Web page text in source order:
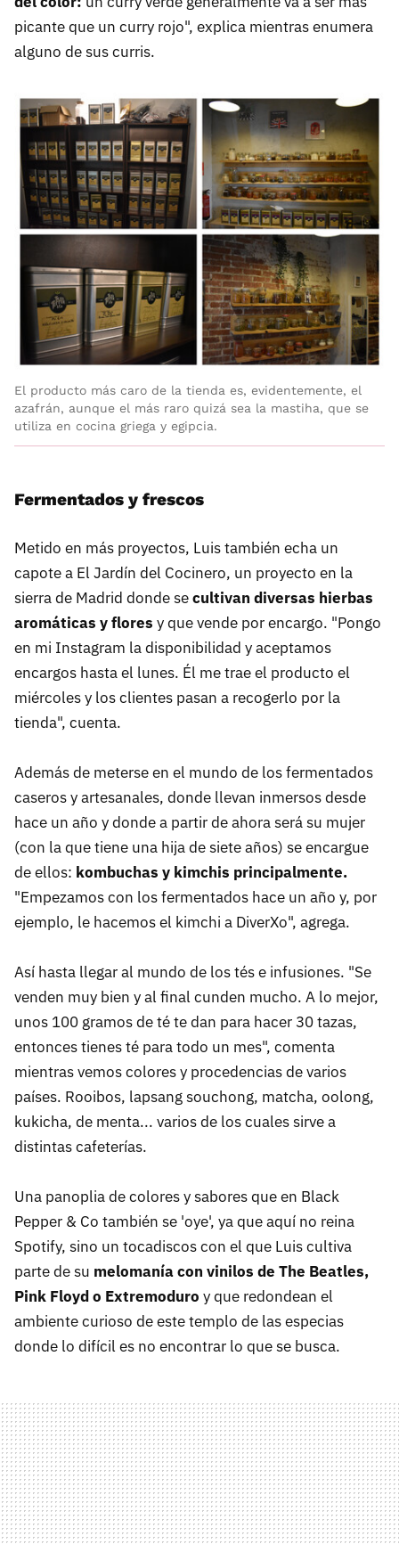
picante que un curry rojo", explica mientras enumera
alguno de sus curris.
El producto más caro de la tienda es, evidentemente, el
azafrán, aunque el más raro quizá sea la mastiha, que se
utiliza en cocina griega y egipcia.
Fermentados y frescos
Metido en más proyectos, Luis también echa un
capote a El Jardín del Cocinero, un proyecto en la
sierra de Madrid donde secultivan diversas hierbas
aromáticas y flores y que vende por encargo. "Pongo
en mi Instagram la disponibilidad y aceptamos
encargos hasta el lunes. Él me trae el producto el
miércoles y los clientes pasan a recogerlo por la
tienda", cuenta.
Además de meterse en el mundo de los fermentados
caseros y artesanales, donde llevan inmersos desde
hace un año y donde a partir de ahora será su mujer
(con la que tiene una hija de siete años) se encargue
de ellos: kombuchas y kimchis principalmente.
"Empezamos con los fermentados hace un año y, por
ejemplo, le hacemos el kimchi a DiverXo", agrega.
Así hasta llegar al mundo de los tés e infusiones. "Se
venden muy bien y al final cunden mucho. A lo mejor,
unos 100 gramos de té te dan para hacer 30 tazas,
entonces tienes té para todo un mes", comenta
mientras vemos colores y procedencias de varios
países. Rooibos, lapsang souchong, matcha, oolong,
kukicha, de menta... varios de los cuales sirve a
distintas cafeterías.
Una panoplia de colores y sabores que en Black
Pepper & Co también se 'oye', ya que aquí no reina
Spotify, sino un tocadiscos con el que Luis cultiva
parte de su melomanía con vinilos de The Beatles,
Pink Floyd o Extremoduro y que redondean el
ambiente curioso de este templo de las especias
donde lo difícil es no encontrar lo que se busca.